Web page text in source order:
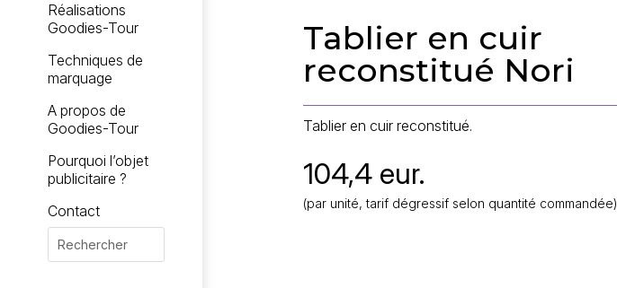
Réalisations
Goodies-Tour
Techniques de
marquage
A propos de
Goodies-Tour
Pourquoi l’objet
publicitaire ?
Contact
Tablier en cuir
reconstitué Nori
Tablier en cuir reconstitué.
104,4 eur.
(par unité, tarif dégressif selon quantité commandée)